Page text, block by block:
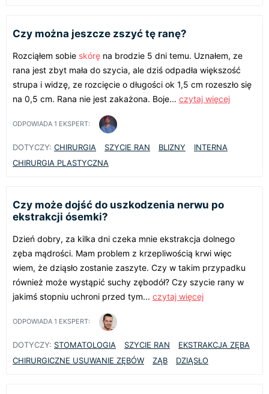
Czy można jeszcze zszyć tę ranę?
Rozciąłem sobie skórę na brodzie 5 dni temu. Uznałem, ze
rana jest zbyt mała do szycia, ale dziś odpadła większość
strupa i widzę, ze rozcięcie o długości ok 1,5 cm rozeszło się
na 0,5 cm. Rana nie jest zakażona. Boje... czytaj więcej
ODPOWIADA 1 EKSPERT:
DOTYCZY: CHIRURGIA SZYCIE RAN BLIZNY
INTERNA
CHIRURGIA PLASTYCZNA
Czy może dojść do uszkodzenia nerwu po
ekstrakcji ósemki?
Dzień dobry, za kilka dni czeka mnie ekstrakcja dolnego
zęba mądrości. Mam problem z krzepliwością krwi więc
wiem, że dziąsło zostanie zaszyte. Czy w takim przypadku
również może wystąpić suchy zębodół? Czy szycie rany w
jakimś stopniu uchroni przed tym... czytaj więcej
ODPOWIADA 1 EKSPERT:
DOTYCZY: STOMATOLOGIA SZYCIE RAN
EKSTRAKCJA ZĘBA
CHIRURGICZNE USUWANIE ZĘBÓW
ZĄB DZIĄSŁO